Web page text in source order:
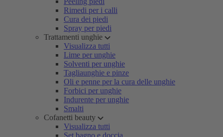
Rimedi per i calli
Cura dei piedi
Spray per piedi
Trattamenti unghie
Visualizza tutti
Lime per unghie
Solventi per unghie
Tagliaunghie e pinze
Oli e penne per la cura delle unghie
Forbici per unghie
Indurente per unghie
Smalti
Cofanetti beauty
Visualizza tutti
Set bagno e doccia